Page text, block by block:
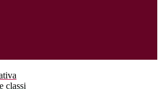
classi